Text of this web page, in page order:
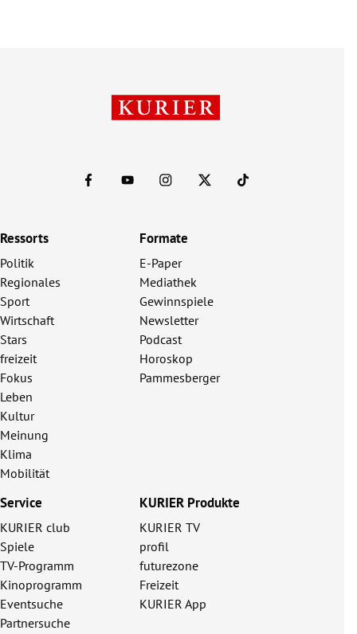
Ressorts
Politik
Regionales
Sport
Wirtschaft
Stars
freizeit
Fokus
Leben
Kultur
Meinung
Klima
Mobilität
Formate
E-Paper
Mediathek
Gewinnspiele
Newsletter
Podcast
Horoskop
Pammesberger
Service
KURIER club
Spiele
TV-Programm
Kinoprogramm
Eventsuche
Partnersuche
KURIER Produkte
KURIER TV
profil
futurezone
Freizeit
KURIER App